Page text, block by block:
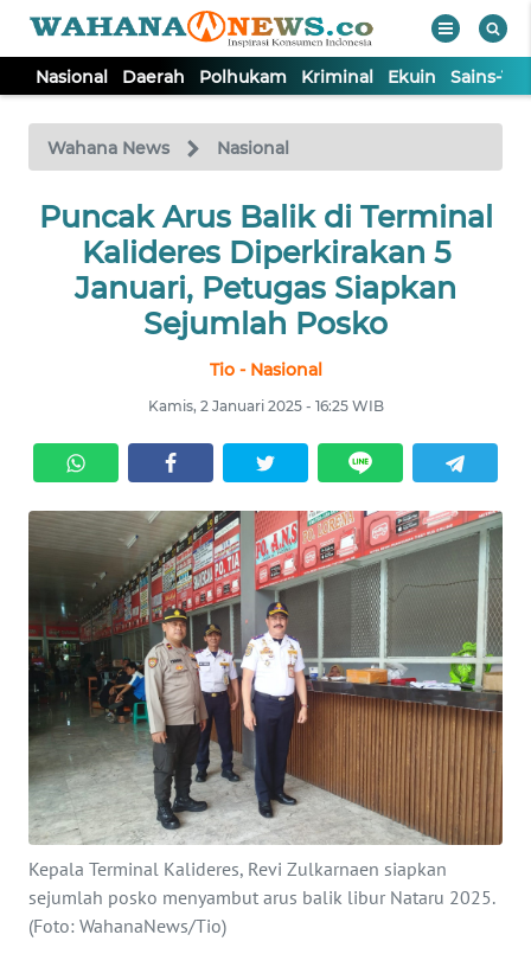
Nasional Daerah Polhukam Kriminal Ekuin Sains-
Wahana News Nasional
Puncak Arus Balik di Terminal
Kalideres Diperkirakan 5
Januari, Petugas Siapkan
Sejumlah Posko
Tio - Nasional
Kamis, 2 Januari 2025 - 16:25 WIB
Kepala Terminal Kalideres, Revi Zulkarnaen siapkan
sejumlah posko menyambut arus balik libur Nataru 2025.
(Foto: WahanaNews/Tio)
TV
Tutup
NASIONAL
DAERAH
EKUIN
SAINS-TEKNO
KESEHATAN
INTERNASIONAL
SERBA-SERBI
PENDIDIKAN
OLAHRAGA
OPINI